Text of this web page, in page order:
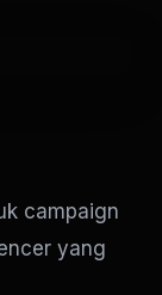
campaign
yang